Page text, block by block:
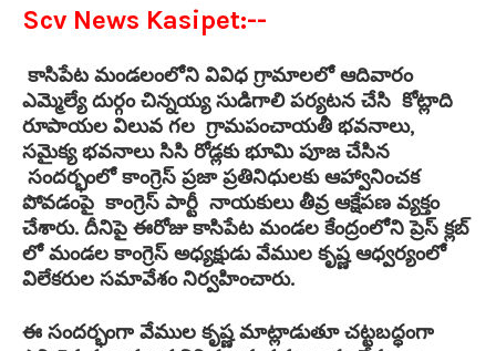
Scv News Kasipet:--
కాసిపేట మండలంలోని వివిధ గ్రామాలలో ఆదివారం
ఎమ్మెల్యే దుర్గం చిన్నయ్య సుడిగాలి పర్యటన చేసి కోట్లాది
రూపాయల విలువ గల గ్రామపంచాయతీ భవనాలు,
సమైక్య భవనాలు సిసి రోడ్లకు భూమి పూజ చేసిన
సందర్భంలో కాంగ్రెస్ ప్రజా ప్రతినిధులకు ఆహ్వానించక
పోవడంపై కాంగ్రెస్ పార్టీ నాయకులు తీవ్ర ఆక్షేపణ వ్యక్తం
చేశారు. దీనిపై ఈరోజు కాసిపేట మండల కేంద్రంలోని ప్రెస్ క్లబ్
లో మండల కాంగ్రెస్ అధ్యక్షుడు వేముల కృష్ణ ఆధ్వర్యంలో
విలేకరుల సమావేశం నిర్వహించారు.
ఈ సందర్భంగా వేముల కృష్ణ మాట్లాడుతూ చట్టబద్ధంగా